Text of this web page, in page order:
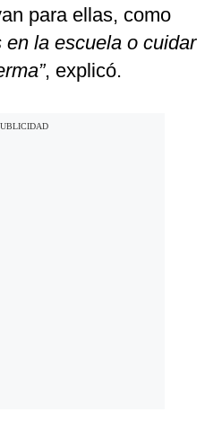
para ellas, como
en la escuela o cuidar
, explicó.